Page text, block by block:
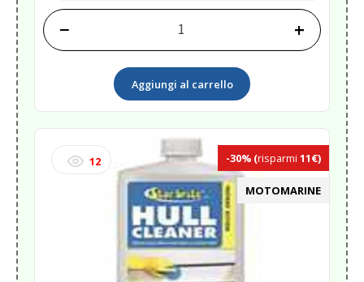
SMACCHIATORE
BIRD-
− +
Aggiungi al carrello
MOTOMARINE
-30% (risparmi 11€)
12